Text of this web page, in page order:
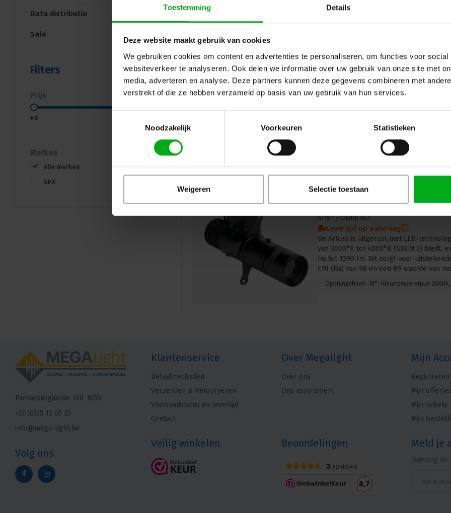
Toestemming Details
Deze website maakt gebruik van cookies
We gebruiken cookies om content en advertenties te personaliseren, om functies voor social
websiteverkeer te analyseren. Ook delen we informatie over uw gebruik van onze site met
media, adverteren en analyse. Deze partners kunnen deze gegevens combineren met
verstrekt of die ze hebben verzameld op basis van uw gebruik van hun services.
Noodzakelijk
Voorkeuren Statistieken
Weigeren Selectie toestaan
Data distributie
Sale
Filters
Prijs
€0
Merken
Alle merken
SPX
SPX* |CAI00559
Levertijd op aanvraag
Wanneer je op zoek bent naar een
krachtige oplossing voor je
SPX | ARTCAD Profielspot |
Bevestiging: 3 Circuits Track
SPX* |CAI00762
Levertijd op aanvraag
De Artcad is uitgerust met LED-
van 3000°K tot 4000°K (SDCM 2) biedt,
lm tot 1290 lm. Dit zorgt voor
CRI (Ra) van 98 en een R9 waarde van
Parnassusgaarde 13D 1050
+32 (0)25 12 05 25
info@mega-light.be
Volg ons
Klantenservice
Betaalmethoden
Verzenden & Retourneren
Voorraadstatus en levertijd
Contact
Over Megalight
Over ons
Ons assortiment
Mijn
Registreren
Mijn offertes
Mijn tickets
Mijn
Veilig winkelen Beoordelingen Meld je
Ontvang de